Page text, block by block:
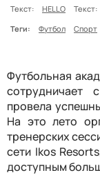
Текст: HELLO Текст:
Теги:
Футбол Спорт
Футбольная
сотрудничает
провела
На это лето
тренерских
сети Ikos
доступным